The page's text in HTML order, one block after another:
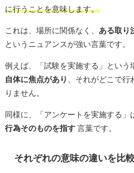
に行うことを意味します。
これは、場所に関係なく、 ある取り
というニュアンスが強い言葉です。
例えば、「試験を実施する」という
自体に焦点があり
、それがどこで
りません。
同様に、「アンケートを実施する」
行為そのものを指す 言葉です。
それぞれの意味の違いを比